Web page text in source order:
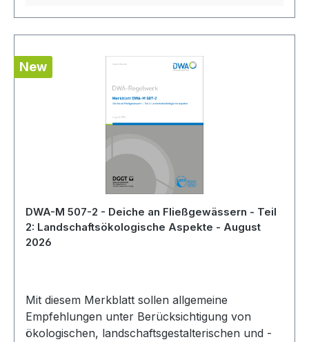
Anwendungen aufgezeigt.
New
DWA-M 507-2 - Deiche an Fließgewässern - Teil
2: Landschaftsökologische Aspekte - August
2026
Mit diesem Merkblatt sollen allgemeine
Empfehlungen unter Berücksichtigung von
ökologischen, landschaftsgestalterischen und -